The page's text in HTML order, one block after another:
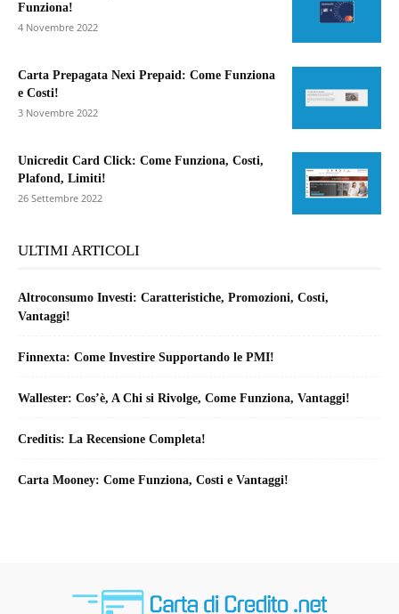
Funziona!
4 Novembre 2022
Carta Prepagata Nexi Prepaid: Come Funziona
e Costi!
3 Novembre 2022
Unicredit Card Click: Come Funziona, Costi,
Plafond, Limiti!
26 Settembre 2022
ULTIMI ARTICOLI
Altroconsumo Investi: Caratteristiche, Promozioni, Costi,
Vantaggi!
Finnexta: Come Investire Supportando le PMI!
Wallester: Cos’è, A Chi si Rivolge, Come Funziona, Vantaggi!
Creditis: La Recensione Completa!
Carta Mooney: Come Funziona, Costi e Vantaggi!